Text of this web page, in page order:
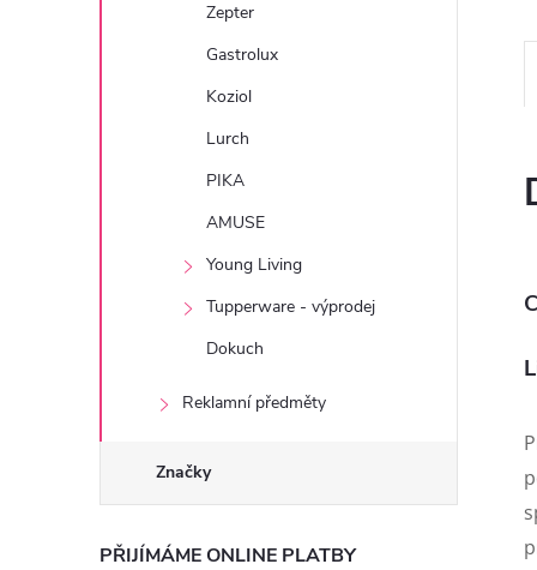
Zepter
Gastrolux
Koziol
Lurch
PIKA
AMUSE
Young Living
Tupperware - výprodej
Dokuch
Reklamní předměty
Značky
PŘIJÍMÁME ONLINE PLATBY